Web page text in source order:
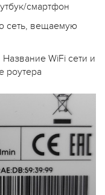
смартфон
сеть, вещаемую
WiFi сети и
роутера